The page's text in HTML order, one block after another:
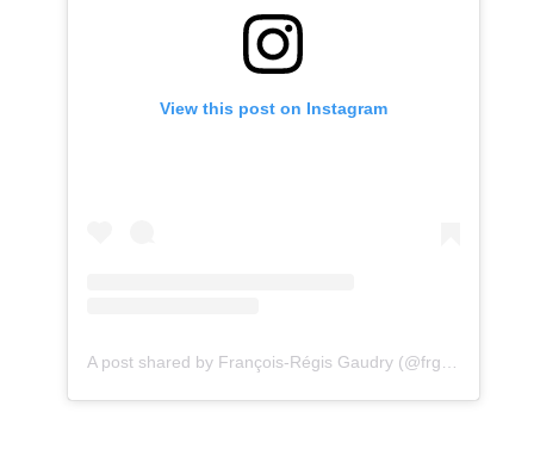
View this post on Instagram